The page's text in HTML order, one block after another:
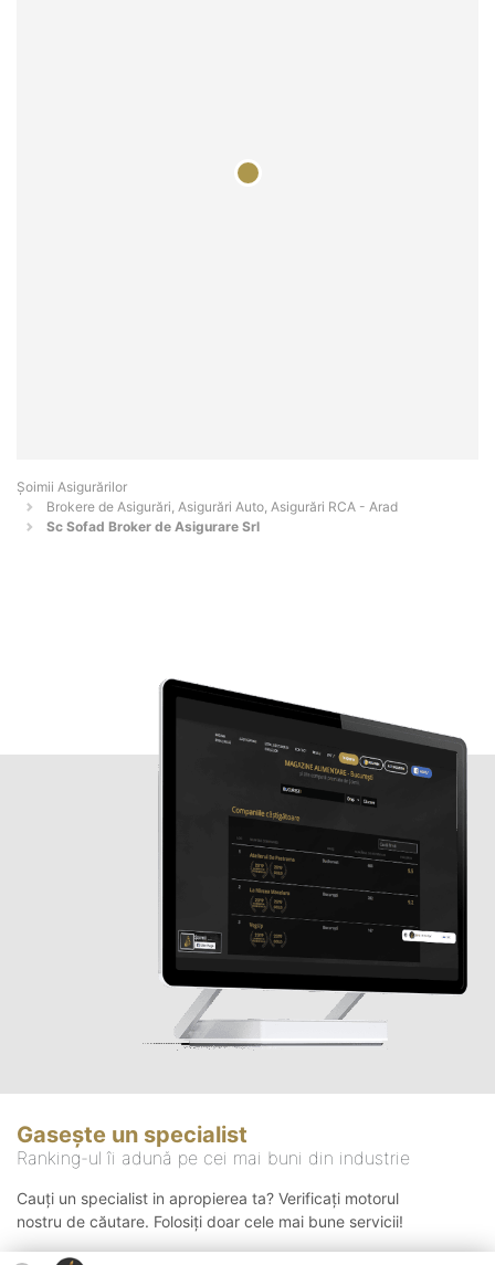
Șoimii Asigurărilor
Brokere de Asigurări, Asigurări Auto, Asigurări RCA - Arad
Sc Sofad Broker de Asigurare Srl
Gasește un specialist
Ranking-ul îi adună pe cei mai buni din industrie
Cauți un specialist in apropierea ta? Verificați motorul
nostru de căutare. Folosiți doar cele mai bune servicii!